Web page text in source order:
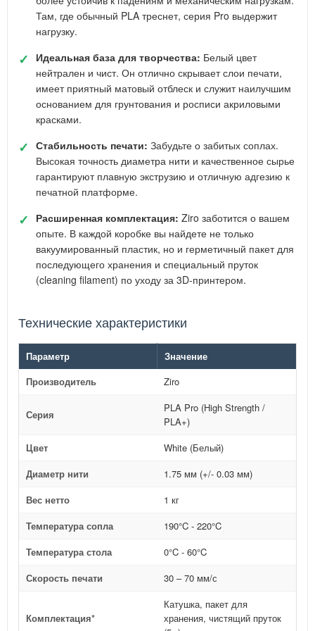
Там, где обычный PLA треснет, серия Pro выдержит
нагрузку.
✓ Идеальная база для творчества: Белый цвет
нейтрален и чист. Он отлично скрывает слои печати,
имеет приятный матовый отблеск и служит наилучшим
основанием для грунтования и росписи акриловыми
красками.
✓ Стабильность печати: Забудьте о забитых соплах.
Высокая точность диаметра нити и качественное сырье
гарантируют плавную экструзию и отличную адгезию к
печатной платформе.
✓ Расширенная комплектация: Ziro заботится о вашем
опыте. В каждой коробке вы найдете не только
вакуумированный пластик, но и герметичный пакет для
последующего хранения и специальный пруток
(cleaning filament) по уходу за 3D-принтером.
Технические характеристики
Параметр
Значение
Производитель
Ziro
Серия
PLA Pro (High Strength /
PLA+)
Цвет
White (Белый)
Диаметр нити
1.75 мм (+/- 0.03 мм)
Вес нетто
1 кг
Температура сопла
190°C - 220°C
Температура стола
0°C - 60°C
Скорость печати
30 – 70 мм/с
Комплектация*
Катушка, пакет для
хранения, чистящий пруток